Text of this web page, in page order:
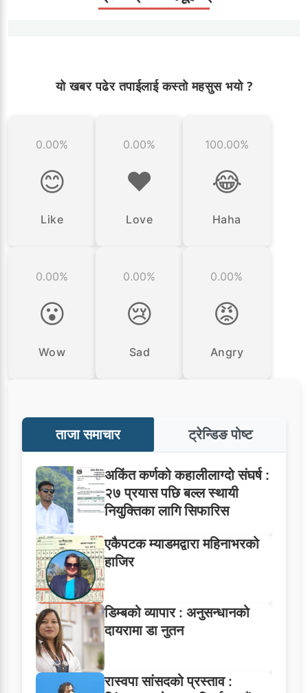
यो खबर पढेर तपाईलाई कस्तो महसुस भयो ?
0.00%
😊
Like
0.00%
❤️
Love
100.00%
😂
Haha
0.00%
😮
Wow
0.00%
😢
Sad
0.00%
😡
Angry
ताजा समाचार ट्रेन्डिङ पोष्ट
अकिंत कर्णको कहालीलाग्दो संघर्ष :
२७ प्रयास पछि बल्ल स्थायी
नियुक्तिका लागि सिफारिस
एकैपटक म्याडमद्वारा महिनाभरको
हाजिर
डिम्बको व्यापार : अनुसन्धानको
दायरामा डा नुतन
रास्वपा सांसदको प्रस्ताव :